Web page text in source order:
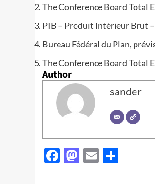
The Conference Board Total
PIB – Produit Intérieur Brut –
Bureau Fédéral du Plan,
The Conference Board Total
Author
sander
Facebook
Mastodon
Email